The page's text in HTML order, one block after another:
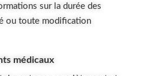
sur la durée des
ou toute modification
médicaux